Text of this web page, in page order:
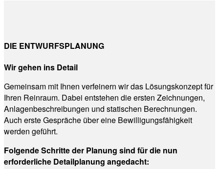
DIE ENTWURFSPLANUNG
Wir gehen ins Detail
Gemeinsam mit Ihnen verfeinern wir das Lösungskonzept für
Ihren Reinraum. Dabei entstehen die ersten Zeichnungen,
Anlagenbeschreibungen und statischen Berechnungen.
Auch erste Gespräche über eine Bewilligungsfähigkeit
werden geführt.
Folgende Schritte der Planung sind für die nun
erforderliche Detailplanung angedacht: